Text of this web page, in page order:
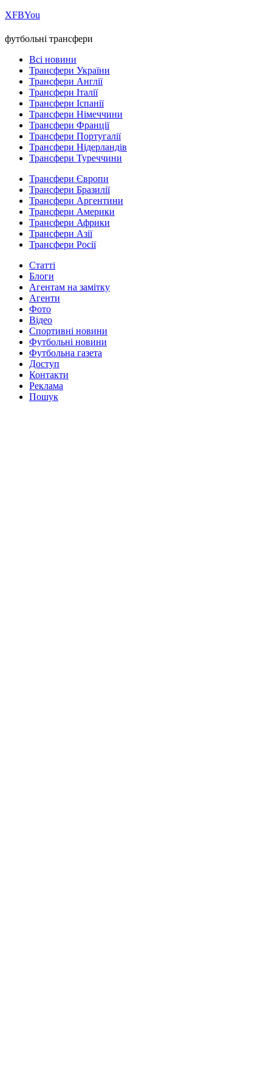
ХFBYou
футбольні трансфери
Всі новини
Трансфери України
Трансфери Англії
Трансфери Італії
Трансфери Іспанії
Трансфери Німеччини
Трансфери Франції
Трансфери Португалії
Трансфери Нідерландів
Трансфери Туреччини
Трансфери Європи
Трансфери Бразилії
Трансфери Аргентини
Трансфери Америки
Трансфери Африки
Трансфери Азії
Трансфери Росії
Статті
Блоги
Агентам на замітку
Агенти
Фото
Відео
Спортивні новини
Футбольні новини
Футбольна газета
Доступ
Контакти
Реклама
Пошук